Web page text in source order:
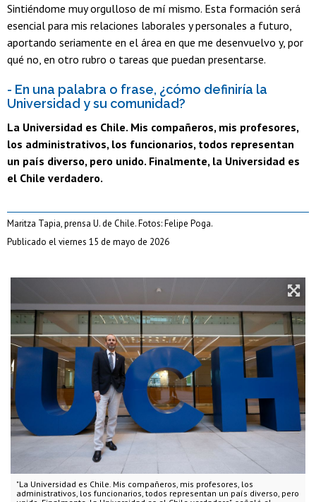
"La Universidad es Chile. Mis compañeros, mis profesores, los
administrativos, los funcionarios, todos representan un país diverso, pero
Sintiéndome muy orgulloso de mí mismo. Esta formación será
esencial para mis relaciones laborales y personales a futuro,
aportando seriamente en el área en que me desenvuelvo y, por
qué no, en otro rubro o tareas que puedan presentarse.
- En una palabra o frase, ¿cómo definiría la
Universidad y su comunidad?
La Universidad es Chile. Mis compañeros, mis profesores,
los administrativos, los funcionarios, todos representan
un país diverso, pero unido. Finalmente, la Universidad es
el Chile verdadero.
Maritza Tapia, prensa U. de Chile. Fotos: Felipe Poga.
Publicado el viernes 15 de mayo de 2026